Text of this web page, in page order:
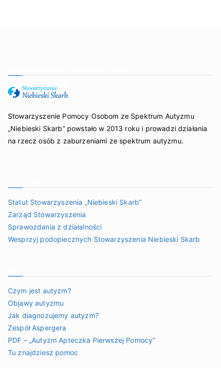
Stowarzyszenie Pomocy Osobom ze Spektrum Autyzmu
„Niebieski Skarb” powstało w 2013 roku i prowadzi działania
na rzecz osób z zaburzeniami ze spektrum autyzmu.
Statut Stowarzyszenia „Niebieski Skarb”
Zarząd Stowarzyszenia
Sprawozdania z działalności
Wesprzyj podopiecznych Stowarzyszenia Niebieski Skarb
Czym jest autyzm?
Objawy autyzmu
Jak diagnozujemy autyzm?
Zespół Aspergera
PDF – „Autyzm Apteczka Pierwszej Pomocy”
Tu znajdziesz pomoc